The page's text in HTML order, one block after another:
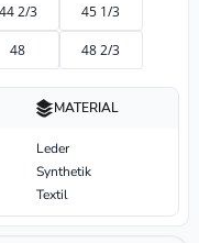
44 2/3 45 1/3
48 48 2/3
MATERIAL
Leder
Synthetik
Textil